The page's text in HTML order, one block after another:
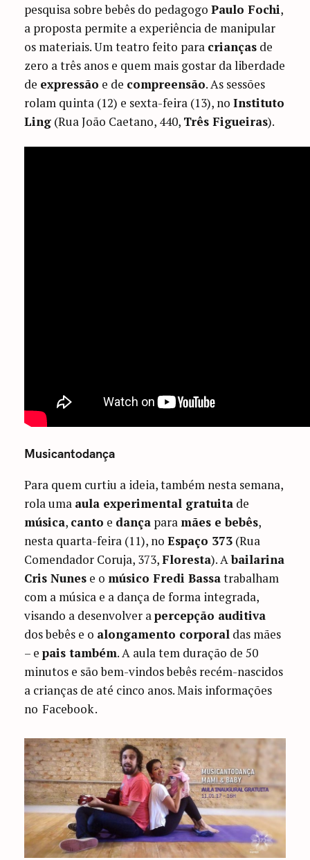
pesquisa sobre bebês do pedagogoPaulo Fochi,
a proposta permite a experiência de manipular
os materiais. Um teatro feito para crianças de
zero a três anos e quem mais gostar da liberdade
de expressão e de compreensão. As sessões
rolam quinta (12) e sexta-feira (13), noInstituto
Ling (Rua João Caetano, 440, Três Figueiras).
Musicantodança
Para quem curtiu a ideia, também nesta semana,
rola uma aula experimental gratuita de
música, canto e dança para mães e bebês,
nesta quarta-feira (11), noEspaço 373 (Rua
Comendador Coruja, 373,Floresta). Abailarina
Cris Nunes e o músico Fredi Bassatrabalham
com a música e a dança de forma integrada,
visando a desenvolver apercepção auditiva
dos bebês e o alongamento corporal das mães
– epais também. A aula tem duração de 50
minutos e são bem-vindos bebês recém-nascidos
a crianças de até cinco anos. Mais informações
no Facebook.